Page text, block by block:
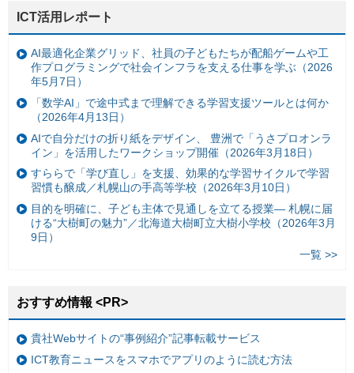
ICT活用レポート
AI最適化企業グリッド、社員の子どもたちが配船ゲームや工
作プログラミングで社会インフラを支える仕事を学ぶ（2026
年5月7日）
「数学AI」で途中式まで理解できる学習支援ツールとは何か
（2026年4月13日）
AIで自分だけの折り紙をデザイン、 豊洲で「うさプロオンラ
イン」を活用したワークショップ開催（2026年3月18日）
すららで「学び直し」を支援、効果的な学習サイクルで学習
習慣も醸成／札幌山の手高等学校（2026年3月10日）
目的を明確に、子ども主体で見通しを立てる授業— 札幌に届
ける“大樹町の魅力”／北海道大樹町立大樹小学校（2026年3月
9日）
一覧 >>
おすすめ情報 <PR>
貴社Webサイトの“事例紹介”記事転載サービス
ICT教育ニュースをスマホでアプリのように読む方法